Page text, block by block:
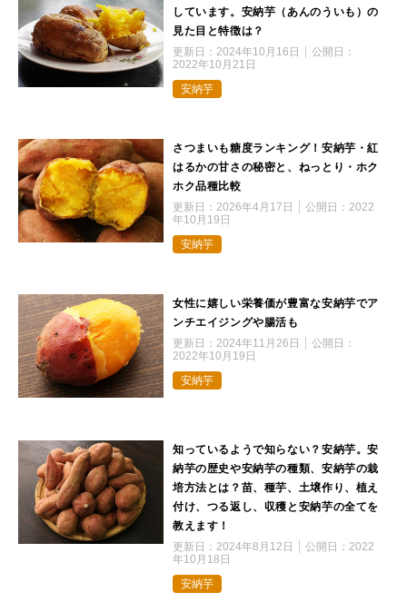
しています。安納芋（あんのういも）の
見た目と特徴は？
更新日： 2024年10月16日
公開日：
2022年10月21日
安納芋
さつまいも糖度ランキング！安納芋・紅
はるかの甘さの秘密と、ねっとり・ホク
ホク品種比較
更新日： 2026年4月17日 公開日： 2022
年10月19日
安納芋
女性に嬉しい栄養価が豊富な安納芋でア
ンチエイジングや腸活も
更新日： 2024年11月26日
公開日：
2022年10月19日
安納芋
知っているようで知らない？安納芋。安
納芋の歴史や安納芋の種類、安納芋の栽
培方法とは？苗、種芋、土壌作り、植え
付け、つる返し、収穫と安納芋の全てを
教えます！
更新日： 2024年8月12日 公開日： 2022
年10月18日
安納芋